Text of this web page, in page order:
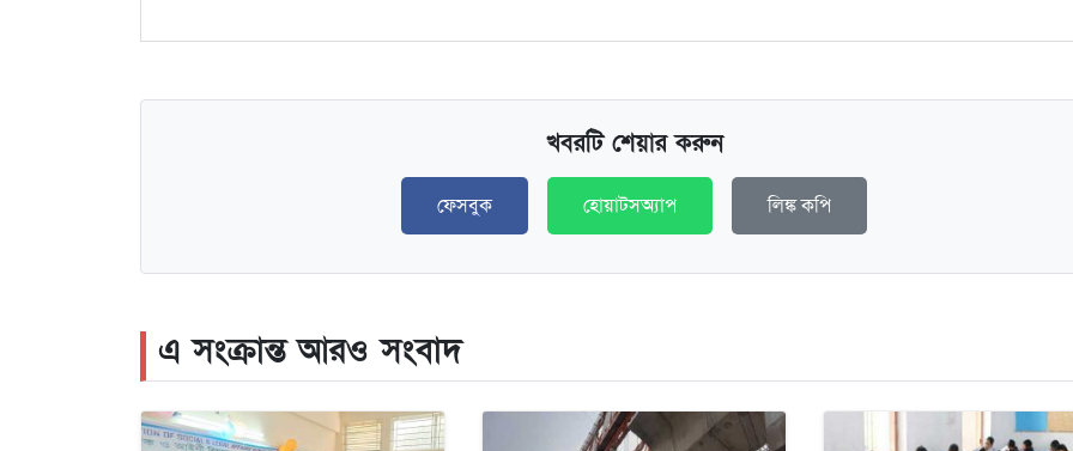
খবরটি শেয়ার করুন
ফেসবুক হোয়াটসঅ্যাপ লিঙ্ক কপি
এ সংক্রান্ত আরও সংবাদ